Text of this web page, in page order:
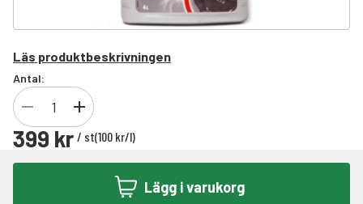
Läs produktbeskrivningen
Antal:
399 kr / st(100 kr/l)
Lägg i varukorg